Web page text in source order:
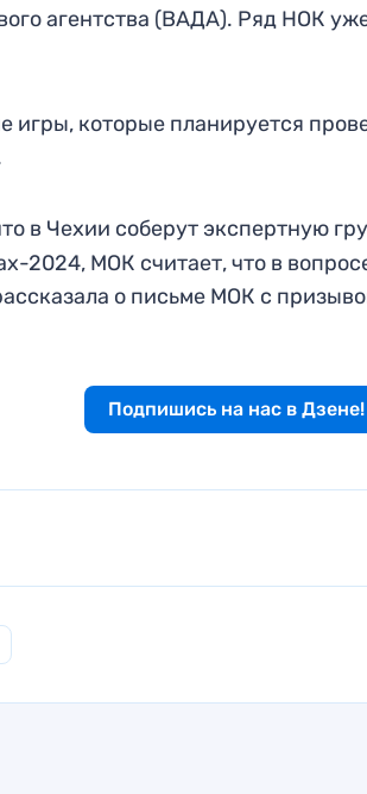
агентства (ВАДА). Ряд НОК
игры, которые планируется
в Чехии соберут экспертную
2024, МОК считает, что в
о письме МОК с
Подпишись на нас в Дзене!